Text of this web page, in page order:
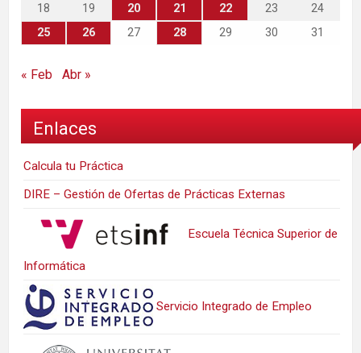
18
19 20 21 22 23
24
25
26 27 28 29 30 31
« Feb Abr »
Enlaces
Calcula tu Práctica
DIRE – Gestión de Ofertas de Prácticas Externas
Escuela Técnica Superior de
Informática
Servicio Integrado de Empleo